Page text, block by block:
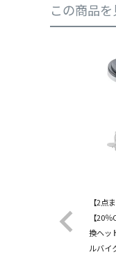
この商品
【2点
【20
換ヘッ
ルバイ